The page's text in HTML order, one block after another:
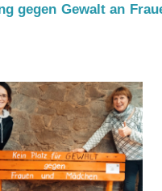
gegen Gewalt an